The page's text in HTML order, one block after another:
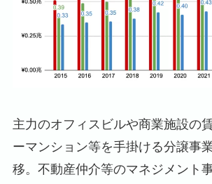
主力のオフィスビルや商業施設の
ーマンション等を手掛ける分譲事
移。不動産仲介等のマネジメント